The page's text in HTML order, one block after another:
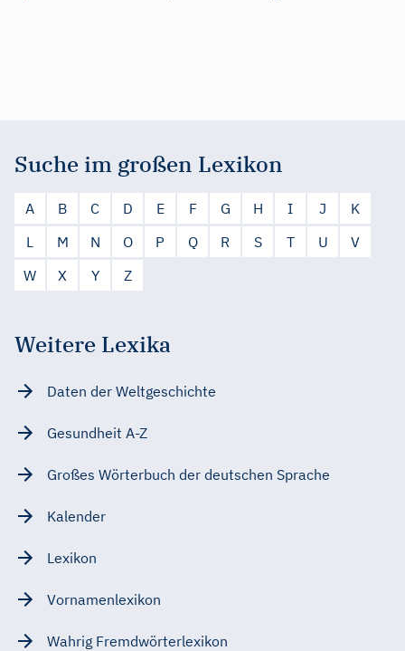
Suche im großen Lexikon
A B C D E F G H I J
K
L
M N O P Q R S T U
V
W
X Y Z
Weitere Lexika
Daten der Weltgeschichte
Gesundheit A-Z
Großes Wörterbuch der deutschen Sprache
Kalender
Lexikon
Vornamenlexikon
Wahrig Fremdwörterlexikon